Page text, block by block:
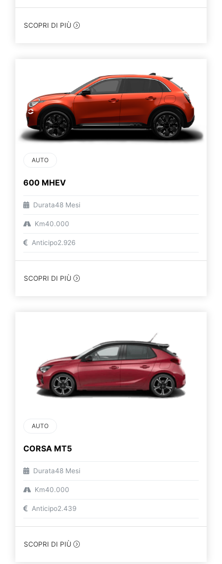
SCOPRI DI PIÙ
AUTO
600 MHEV
Durata48 Mesi
Km40.000
Anticipo2.926
SCOPRI DI PIÙ
AUTO
CORSA MT5
Durata48 Mesi
Km40.000
Anticipo2.439
SCOPRI DI PIÙ